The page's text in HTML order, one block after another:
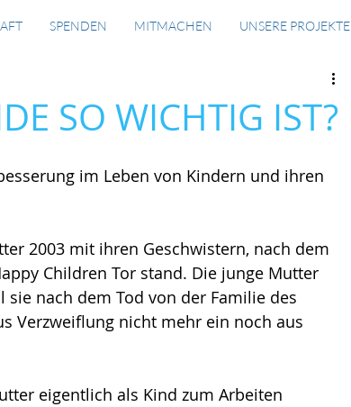
SPENDEN MITMACHEN UNSERE PROJEKTE
SO WICHTIG IST?
im Leben von Kindern und ihren
2003 mit ihren Geschwistern, nach dem
Children Tor stand. Die junge Mutter
nach dem Tod von der Familie des
Verzweiflung nicht mehr ein noch aus
eigentlich als Kind zum Arbeiten